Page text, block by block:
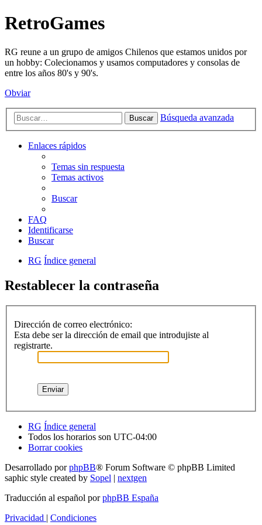
RetroGames
RG reune a un grupo de amigos Chilenos que estamos unidos por
un hobby: Colecionamos y usamos computadores y consolas de
entre los años 80's y 90's.
Obviar
Buscar Búsqueda avanzada
Enlaces rápidos
Temas sin respuesta
Temas activos
Buscar
FAQ
Identificarse
Buscar
RG Índice general
Restablecer la contraseña
Dirección de correo electrónico:
Esta debe ser la dirección de email que introdujiste al
registrarte.
RG Índice general
Todos los horarios son UTC-04:00
Borrar cookies
Desarrollado porphpBB® Forum Software © phpBB Limited
saphic style created by Sopel | nextgen
Traducción al español porphpBB España
Privacidad | Condiciones